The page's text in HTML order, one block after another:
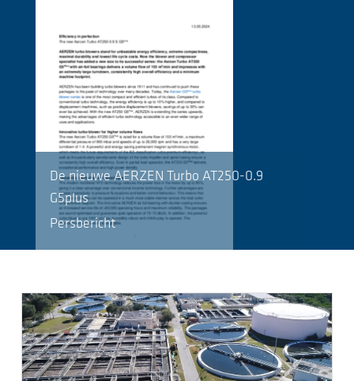
De nieuwe AERZEN Turbo AT250-0.9
G5plus
Persbericht